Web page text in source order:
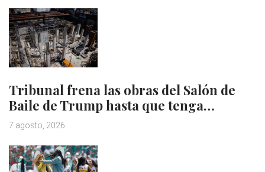
Tribunal frena las obras del Salón de
Baile de Trump hasta que tenga…
7 agosto, 2026